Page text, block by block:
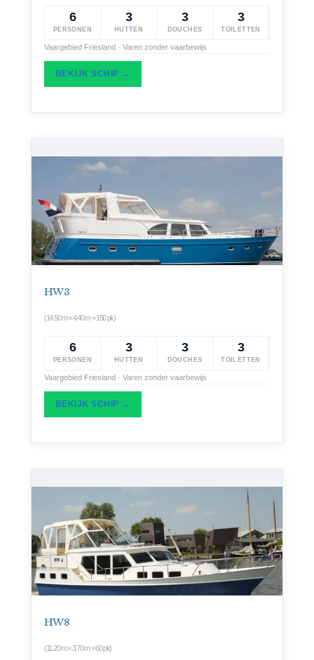
6
PERSONEN
3
HUTTEN
3
DOUCHES
3
TOILETTEN
Vaargebied Friesland · Varen zonder vaarbewijs
BEKIJK SCHIP →
HW 3
(14.50 m × 4.40 m × 150 pk)
6
PERSONEN
3
HUTTEN
3
DOUCHES
3
TOILETTEN
Vaargebied Friesland · Varen zonder vaarbewijs
BEKIJK SCHIP →
HW 8
(11.20 m × 3.70 m × 60 pk)